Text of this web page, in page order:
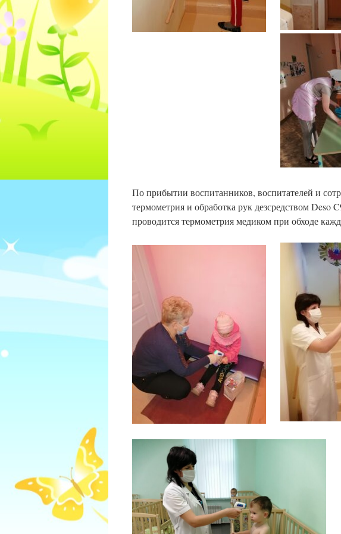
По прибытии воспитанников, воспитателей и
термометрия и обработка рук дезсредством Deso
проводится термометрия медиком при обходе